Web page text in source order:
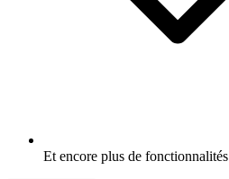
Et encore plus de fonctionnalités